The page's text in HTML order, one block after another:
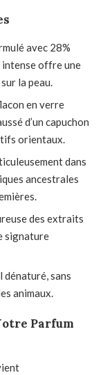
avec 28%
intense offre une
la peau.
en verre
d’un capuchon
orientaux.
dans
ancestrales
des extraits
signature
dénaturé, sans
animaux.
Parfum